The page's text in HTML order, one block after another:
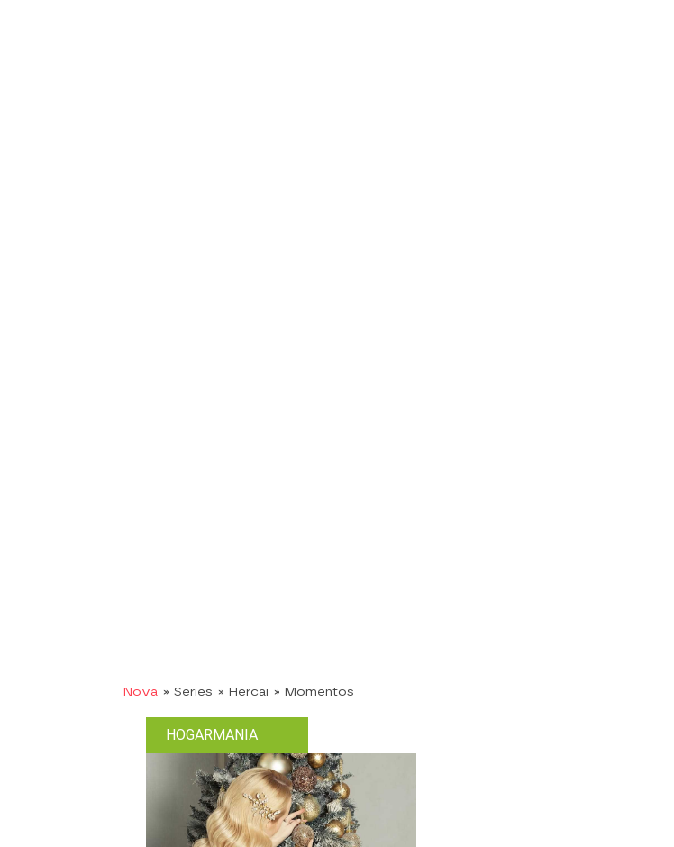
Nova » Series » Hercai » Momentos
HOGARMANIA